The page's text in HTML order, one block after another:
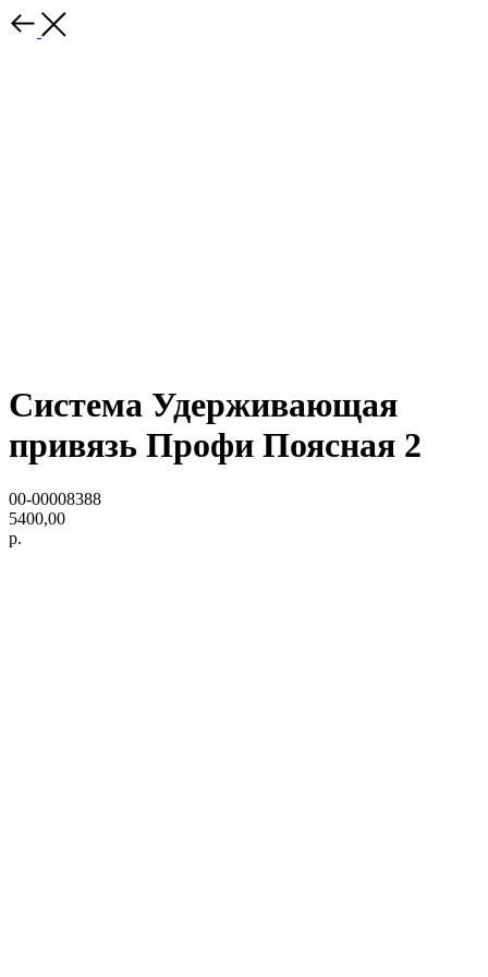
Система Удерживающая
привязь Профи Поясная 2
00-00008388
5400,00
р.